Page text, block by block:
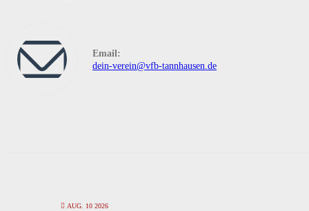
Email:
dein-verein@vfb-tannhausen.de
AUG. 10 2026